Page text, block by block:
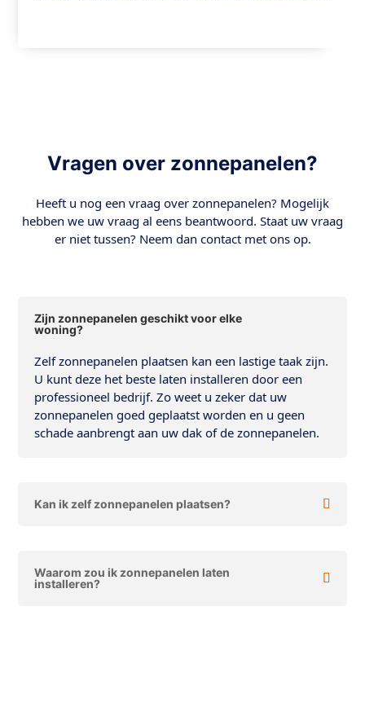
Vragen over zonnepanelen?
Heeft u nog een vraag over zonnepanelen? Mogelijk
hebben we uw vraag al eens beantwoord. Staat uw vraag
er niet tussen? Neem dan contact met ons op.
Zijn zonnepanelen geschikt voor elke
woning?
Zelf zonnepanelen plaatsen kan een lastige taak zijn.
U kunt deze het beste laten installeren door een
professioneel bedrijf. Zo weet u zeker dat uw
zonnepanelen goed geplaatst worden en u geen
schade aanbrengt aan uw dak of de zonnepanelen.
Kan ik zelf zonnepanelen plaatsen?
Waarom zou ik zonnepanelen laten
installeren?